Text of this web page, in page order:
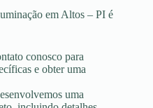
em Altos – PI é
conosco para
e obter uma
uma